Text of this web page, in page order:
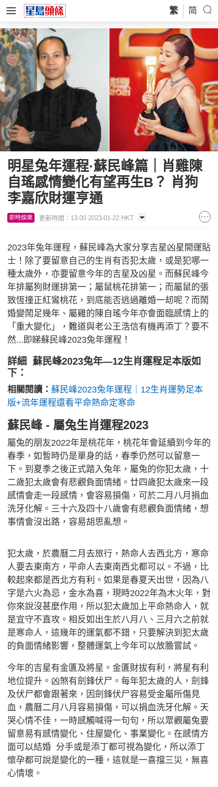
繁 简
明星兔年運程·蘇民峰篇｜肖雞陳
自瑤感情變化有望再生B？ 肖狗
李嘉欣財運亨通
即時娛樂 更新時間：13:00 2023-01-22 HKT
2023年兔年運程，蘇民峰為大家分享吉星凶星開運貼
士！除了要留意自己的生肖有否犯太歲，或是犯哪一
種太歲外，亦要留意今年的吉星及凶星。而蘇民峰今
年排屬狗財運排第一；屬鼠桃花排第一；而屬鼠的張
致恆撞正紅鸞桃花，到底能否逃過離婚一刼呢？而鬧
婚變鬧足幾年、屬雞的陳自瑤今年亦會面臨感情上的
「重大變化」，難道與老公王浩信有機再添丁？要不
然...即睇蘇民峰2023兔年運程！
詳細 蘇民峰2023兔年—12生肖運程足本版如
下：
相關閱讀： 蘇民峰2023兔年運程｜12生肖運勢足本
版+流年運程還看平命熱命定寒命
蘇民峰 - 屬兔生肖運程2023
屬兔的朋友2022年是桃花年，桃花年會延續到今年的
春季，如暫時仍是單身的話，春季仍然可以留意一
下。到夏季之後正式踏入兔年，屬兔的你犯太歲，十
二歲犯太歲會有悲觀負面情緒。廿四歲犯太歲來一段
感情會走一段感情，會容易損傷，可於二月八月捐血
洗牙化解。三十六及四十八歲會有悲觀負面情緒，想
事情會沒出路，容易胡思亂想。
犯太歲，於農曆二月去旅行，熱命人去西北方，寒命
人要去東南方，平命人去東南西北都可以。不過，比
較起來都是西北方有利。如果是春夏天出世，因為八
字是六火為忌，金水為喜，現時2022年為木火年，對
你來說沒甚麼作用，所以犯太歲加上平命熱命人，就
是宜守不直攻。相反如出生於八月八、三月六之前就
是寒命人，這幾年的運氣都不錯，只要解決到犯太歲
的負面情緒影響，整體運氣上今年可以放膽嘗試。
今年的吉星有金匱及將星。金匱財拔有利，將星有利
地位提升。凶煞有劍鋒伏尸。每年犯太歲的人，劍鋒
及伏尸都會跟著來，因劍鋒伏尸容易受金屬所傷見
血，農曆二月八月容易損傷，可以捐血洗牙化解。天
哭心情不佳，一時感觸喊得一句句，所以眾觀屬兔要
留意易有感情變化、住屋變化、事業變化。在感情方
面可以結婚 分手或是添丁都可視為變化，所以添丁
懷孕都可說是變化的一種，這就是一喜擋三災，無喜
心情壞。